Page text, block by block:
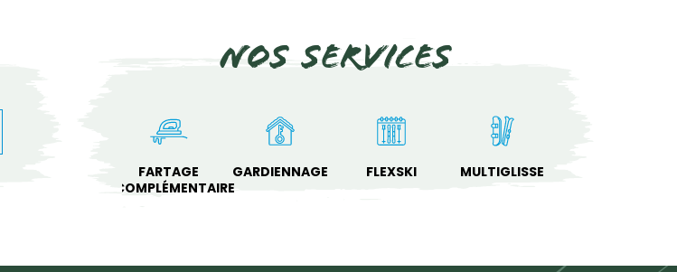
Nos services
FARTAGE
COMPLÉMENTAIRE
GARDIENNAGE FLEXSKI MULTIGLISSE